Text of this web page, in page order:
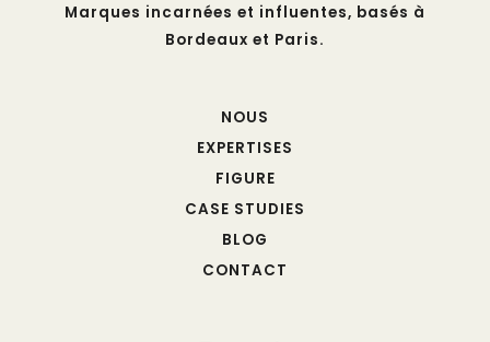
Marques incarnées et influentes, basés à
Bordeaux et Paris.
NOUS
EXPERTISES
FIGURE
CASE STUDIES
BLOG
CONTACT